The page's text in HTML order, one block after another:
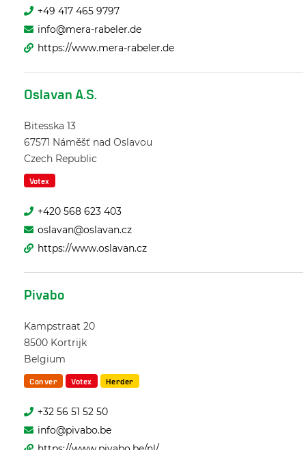
+49 417 465 9797
info@mera-rabeler.de
https://www.mera-rabeler.de
Oslavan A.S.
Bitesska 13
67571 Náměšť nad Oslavou
Czech Republic
Votex
+420 568 623 403
oslavan@oslavan.cz
https://www.oslavan.cz
Pivabo
Kampstraat 20
8500 Kortrijk
Belgium
Conver Votex Herder
+32 56 51 52 50
info@pivabo.be